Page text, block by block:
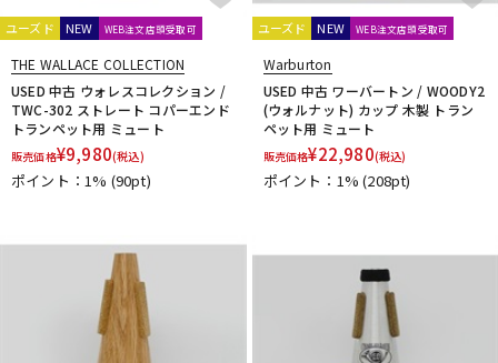
ユーズド NEW WEB注文店頭受取可
THE WALLACE COLLECTION
USED 中古 ウォレスコレクション /
TWC-302 ストレート コパーエンド
トランペット用 ミュート
販売価格¥9,980(税込)
ポイント：1% (90pt)
ユーズド NEW WEB注文店頭受取可
Warburton
USED 中古 ワーバートン / WOODY2
(ウォルナット) カップ 木製 トラン
ペット用 ミュート
販売価格¥22,980(税込)
ポイント：1%(208pt)